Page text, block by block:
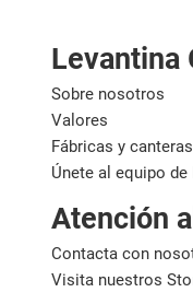
Levantina
Sobre nosotros
Valores
Fábricas y canteras
Únete al equipo de
Atención
Contacta con
Visita nuestros